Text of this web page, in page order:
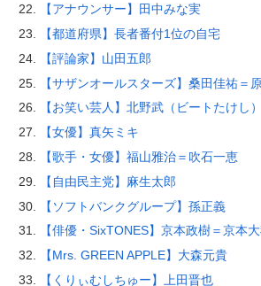
【アナウンサー】田中みな実
【都道府県】長者番付1位の自宅
【評論家】山田五郎
【サザンオールスターズ】桑田佳祐＝
【お笑い芸人】北野武（ビートたけし）
【女優】真矢ミキ
【歌手・女優】福山雅治＝吹石一恵
【自由民主党】麻生太郎
【ソフトバンクグループ】孫正義
【俳優・SixTONES】京本政樹＝京本
【Mrs. GREEN APPLE】大森元貴
【くりぃむしちゅー】上田晋也